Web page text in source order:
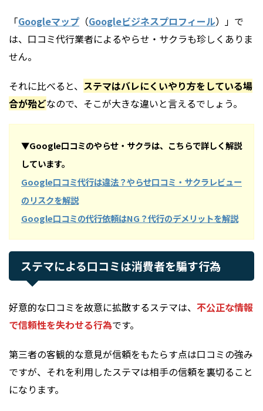
「Googleマップ （Googleビジネスプロフィール）」で
は、口コミ代行業者によるやらせ・サクラも珍しくありま
せん。
それに比べると、 ステマはバレにくいやり方をしている場
合が殆どなので、そこが大きな違いと言えるでしょう。
▼Google口コミのやらせ・サクラは、こちらで詳しく解説
しています。
Google口コミ代行は違法？やらせ口コミ・サクラレビュー
のリスクを解説
Google口コミの代行依頼はNG？代行のデメリットを解説
ステマによる口コミは消費者を騙す行為
好意的な口コミを故意に拡散するステマは、 不公正な情報
で信頼性を失わせる行為です。
第三者の客観的な意見が信頼をもたらす点は口コミの強み
ですが、それを利用したステマは相手の信頼を裏切ること
になります。